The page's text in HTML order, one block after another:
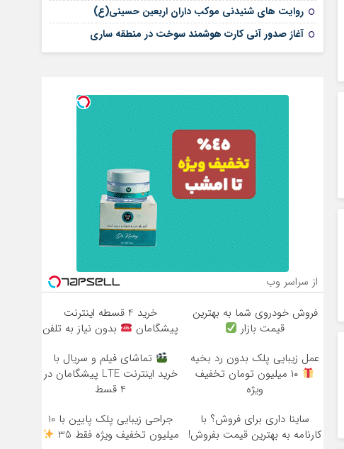
روایت های شنیدنی موکب داران اربعین حسینی(ع)
آغاز صدور آنی کارت هوشمند سوخت در منطقه ساری
از سراسر وب
فروش خودروی شما به بهترین
قیمت بازار
خرید 4 قسطه اینترنت
پیشگامان
بدون نیاز به تلفن
عمل زیبایی پلک بدون رد بخیه
۱۰ میلیون تومان تخفیف
ویژه
تماشای فیلم و سریال با
خرید اینترنت LTE پیشگامان در
4 قسط
ساینا داری برای فروش؟ با
کارنامه به بهترین قیمت بفروش!
جراحی زیبایی پلک پایین با 10
میلیون تخفیف ویژه فقط 35